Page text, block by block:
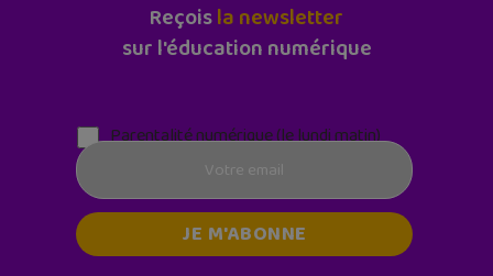
Reçoisla newsletter
sur l'éducation numérique
Parentalité numérique (le lundi matin)